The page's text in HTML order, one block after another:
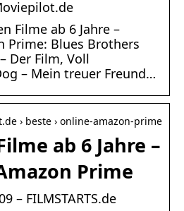
Filme ab 6 Jahre –
Prime: Blues Brothers
Der Film, Voll
– Mein treuer Freund…
› beste › online-amazon-prime
ab 6 Jahre –
Prime
– FILMSTARTS.de